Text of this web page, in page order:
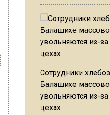
Сотрудники
Балашихе массово
увольняются из-
цехах